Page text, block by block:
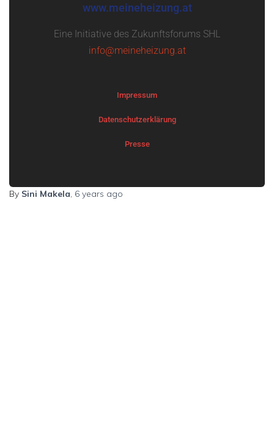
www.meineheizung.at
Eine Initiative des Zukunftsforums SHL
info@meineheizung.at
Impressum
Datenschutzerklärung
Presse
By Sini Makela, 6 years ago